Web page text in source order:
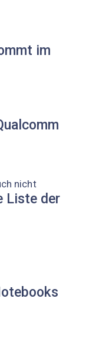
im
nicht
Liste der